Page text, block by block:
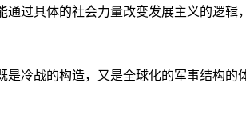
过具体的社会力量改变发展主义的逻辑
冷战的构造，又是全球化的军事结构的